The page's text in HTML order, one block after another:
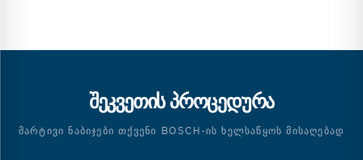
ᲨᲔᲙᲕᲔᲗᲘᲡ ᲞᲠᲝᲪᲔᲓᲣᲠᲐ
ᲛᲐᲠᲢᲘᲕᲘ ᲜᲐᲑᲘᲯᲔᲑᲘ ᲗᲥᲕᲔᲜᲘ BOSCH-ᲘᲡ ᲮᲔᲚᲡᲐᲬᲧᲝᲡ ᲛᲘᲡᲐᲦᲔᲑᲐᲓ